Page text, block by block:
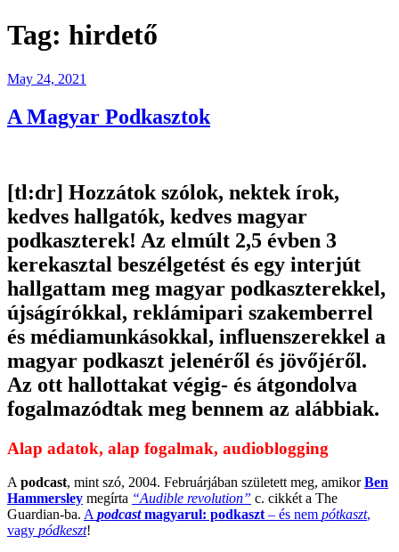
Tag: hirdető
Posted
May 24, 2021
A Magyar Podkasztok
[tl:dr] Hozzátok szólok, nektek írok,
kedves hallgatók, kedves magyar
podkaszterek! Az elmúlt 2,5 évben 3
kerekasztal beszélgetést és egy interjút
hallgattam meg magyar podkaszterekkel,
újságírókkal, reklámipari szakemberrel
és médiamunkásokkal, influenszerekkel a
magyar podkaszt jelenéről és jövőjéről.
Az ott hallottakat végig- és átgondolva
fogalmazódtak meg bennem az alábbiak.
Alap adatok, alap fogalmak, audioblogging
A podcast, mint szó, 2004. Februárjában született meg, amikorBen
Hammersley megírta “Audible revolution” c. cikkét a The
Guardian-ba. A podcastmagyarul: podkaszt – és nem pótkaszt,
vagy pódkeszt!